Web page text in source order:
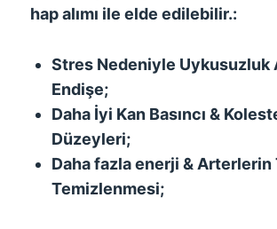
hap alımı ile elde edilebilir.:
Stres Nedeniyle Uykusuzluk
Endişe;
Daha İyi Kan Basıncı &
Düzeyleri;
Daha fazla enerji & Arterlerin
Temizlenmesi;